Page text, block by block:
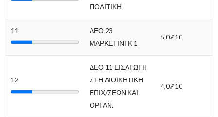
ΠΟΛΙΤΙΚΗ
11
ΔΕΟ 23
ΜΑΡΚΕΤΙΝΓΚ 1
5,0 ∕∕ 10
12
ΔΕΟ 11 ΕΙΣΑΓΩΓΗ
ΣΤΗ ΔΙΟΙΚΗΤΙΚΗ
ΕΠΙΧ/ΣΕΩΝ ΚΑΙ
ΟΡΓΑΝ.
4,0 ∕∕ 10